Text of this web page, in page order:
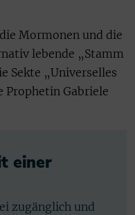
Mormonen und die
lebende „Stamm
Sekte „Universelles
Prophetin Gabriele
einer
zugänglich und